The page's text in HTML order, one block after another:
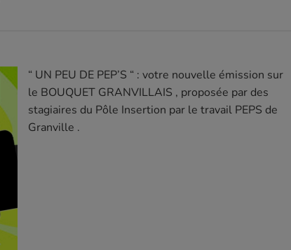
“ UN PEU DE PEP’S “ : votre nouvelle émission sur
le BOUQUET GRANVILLAIS , proposée par des
stagiaires du Pôle Insertion par le travail PEPS de
Granville .